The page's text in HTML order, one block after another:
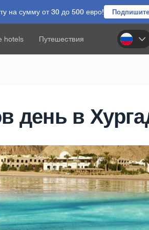
на сумму от 30 до 500 евро!
hotels Путешествия
день в